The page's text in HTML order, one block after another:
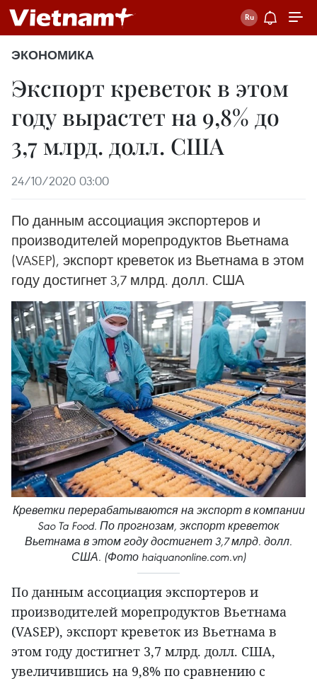
ЭКОНОМИКА
Экспорт креветок в этом
году вырастет на 9,8% до
3,7 млрд. долл. США
24/10/2020 03:00
По данным ассоциация экспортеров и
производителей морепродуктов Вьетнама
(VASEP), экспорт креветок из Вьетнама в этом
году достигнет 3,7 млрд. долл. США
Креветки перерабатываются на экспорт в компании
Sao Ta Food. По прогнозам, экспорт креветок
Вьетнама в этом году достигнет 3,7 млрд. долл.
США. (Фото haiquanonline.com.vn)
По данным ассоциация экспортеров и
производителей морепродуктов Вьетнама
(VASEP), экспорт креветок из Вьетнама в
этом году достигнет 3,7 млрд. долл. США,
увеличившись на 9,8% по сравнению с